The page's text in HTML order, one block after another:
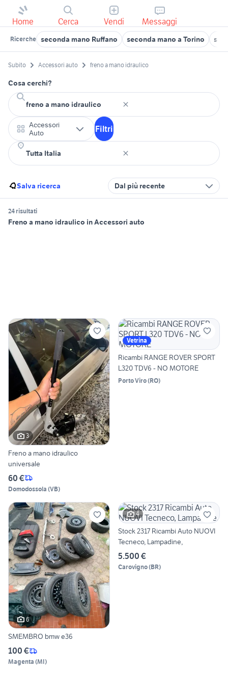
Home Cerca Vendi Messaggi
Ricerche seconda mano Ruffano seconda mano a Torino
Subito Accessori auto freno a mano idraulico
Cosa cerchi?
Accessori
Auto
Filtri
Salva ricerca Dal più recente
24 risultati
Freno a mano idraulico in Accessori auto
3
Freno a mano idraulico
universale
60 €
Domodossola (VB)
Vetrina
Ricambi RANGE ROVER SPORT
L320 TDV6 - NO MOTORE
Porto Viro(RO)
6
SMEMBRO bmw e36
100 €
Magenta (MI)
4
Stock 2317 Ricambi Auto NUOVI
Tecneco, Lampadine,
5.500 €
Carovigno(BR)